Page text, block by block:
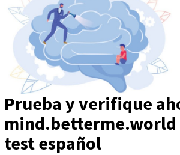
Prueba y verifique
mind.betterme.world
test español